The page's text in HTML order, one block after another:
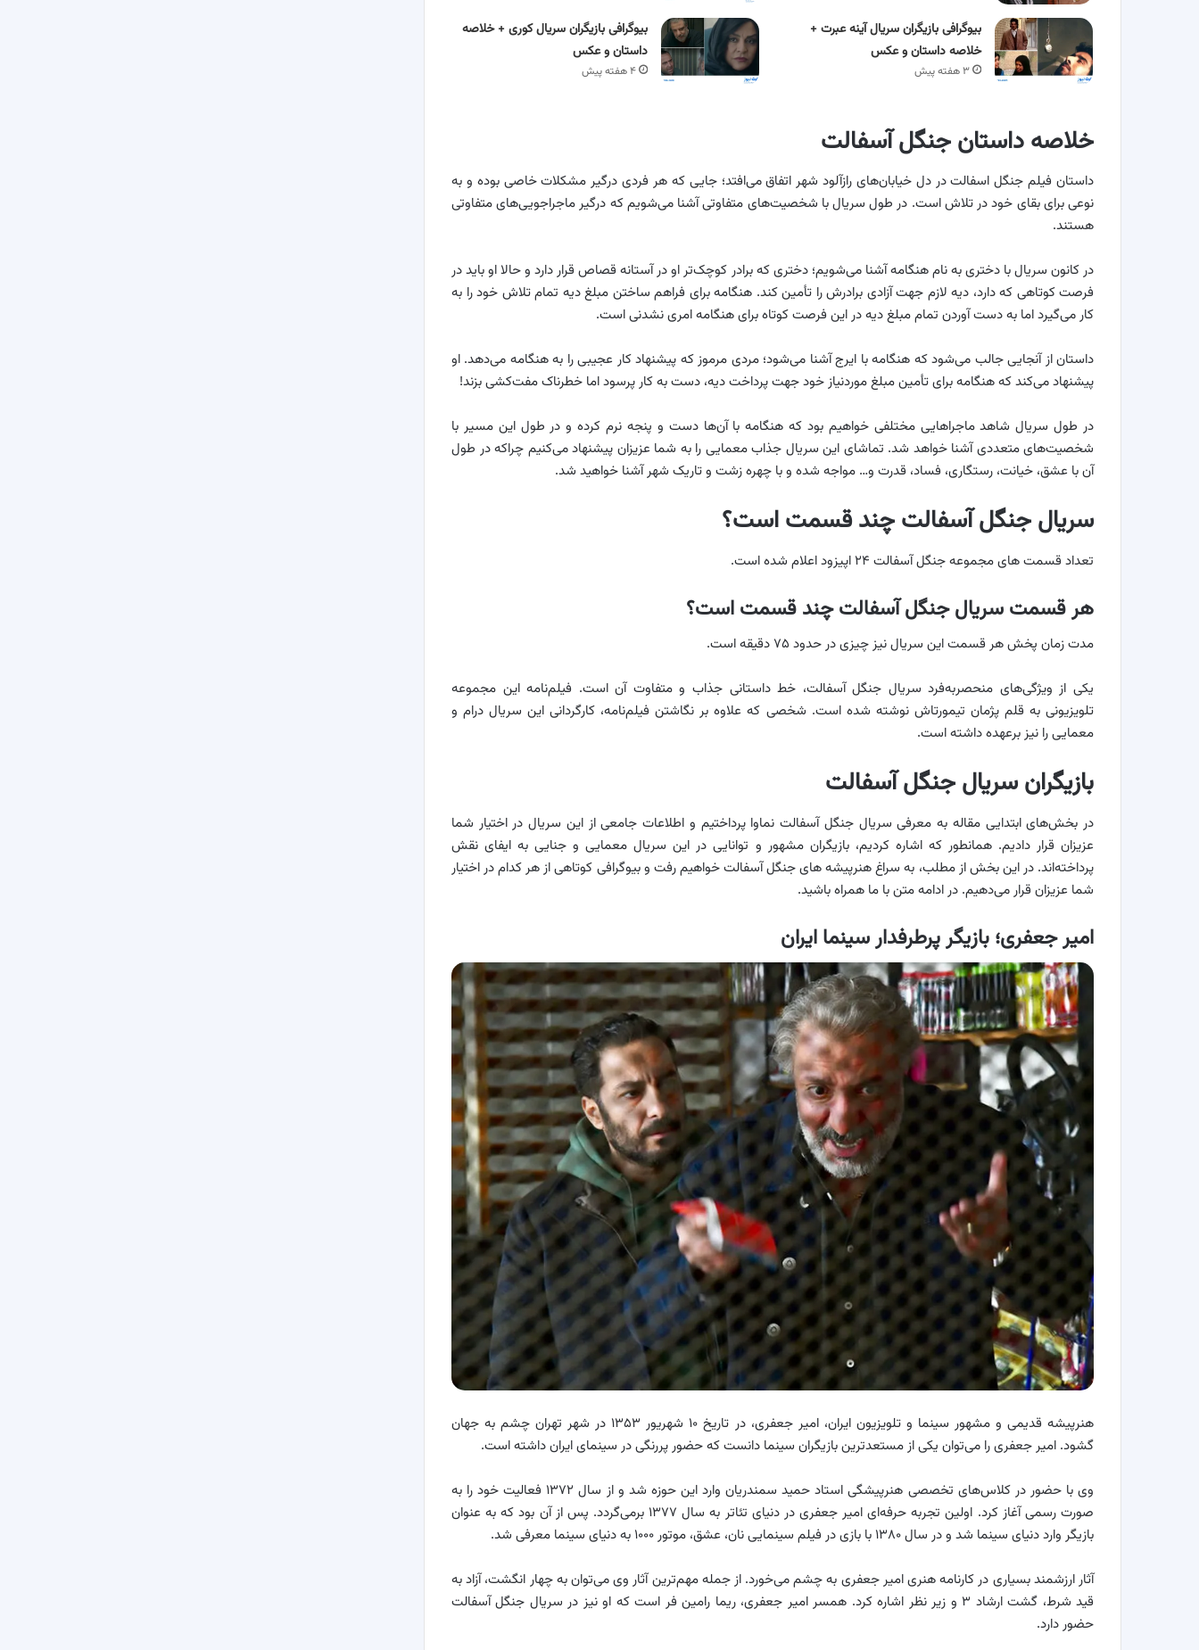
بیوگرافی بازیگران سریال آینه عبرت +
خلاصه داستان و عکس
۳ هفته پیش
بیوگرافی بازیگران سریال کوری + خلاصه
داستان و عکس
۴ هفته پیش
خلاصه داستان جنگل آسفالت
داستان فیلم جنگل اسفالت در دل خیابان‌های رازآلود شهر اتفاق می‌افتد؛ جایی که هر فردی درگیر مشکلات خاصی بوده و به
نوعی برای بقای خود در تلاش است. در طول سریال با شخصیت‌های متفاوتی آشنا می‌شویم که درگیر ماجراجویی‌های متفاوتی
هستند.
در کانون سریال با دختری به نام هنگامه آشنا می‌شویم؛ دختری که برادر کوچک‌تر او در آستانه قصاص قرار دارد و حالا او باید در
فرصت کوتاهی که دارد، دیه لازم جهت آزادی برادرش را تأمین کند. هنگامه برای فراهم ساختن مبلغ دیه تمام تلاش خود را به
کار می‌گیرد اما به دست آوردن تمام مبلغ دیه در این فرصت کوتاه برای هنگامه امری نشدنی است.
داستان از آنجایی جالب می‌شود که هنگامه با ایرج آشنا می‌شود؛ مردی مرموز که پیشنهاد کار عجیبی را به هنگامه می‌دهد. او
پیشنهاد می‌کند که هنگامه برای تأمین مبلغ موردنیاز خود جهت پرداخت دیه، دست به کار پرسود اما خطرناک مفت‌کشی بزند!
در طول سریال شاهد ماجراهایی مختلفی خواهیم بود که هنگامه با آن‌ها دست و پنجه نرم کرده و در طول این مسیر با
شخصیت‌های متعددی آشنا خواهد شد. تماشای این سریال جذاب معمایی را به شما عزیزان پیشنهاد می‌کنیم چراکه در طول
آن با عشق، خیانت، رستگاری، فساد، قدرت و… مواجه شده و با چهره زشت و تاریک شهر آشنا خواهید شد.
سریال جنگل آسفالت چند قسمت است؟
تعداد قسمت های مجموعه جنگل آسفالت ۲۴ اپیزود اعلام شده است.
هر قسمت سریال جنگل آسفالت چند قسمت است؟
مدت زمان پخش هر قسمت این سریال نیز چیزی در حدود ۷۵ دقیقه است.
یکی از ویژگی‌های منحصربه‌فرد سریال جنگل آسفالت، خط داستانی جذاب و متفاوت آن است. فیلم‌نامه این مجموعه
تلویزیونی به قلم پژمان تیمورتاش نوشته شده است. شخصی که علاوه بر نگاشتن فیلم‌نامه، کارگردانی این سریال درام و
معمایی را نیز برعهده داشته است.
بازیگران سریال جنگل آسفالت
در بخش‌های ابتدایی مقاله به معرفی سریال جنگل آسفالت نماوا پرداختیم و اطلاعات جامعی از این سریال در اختیار شما
عزیزان قرار دادیم. همانطور که اشاره کردیم، بازیگران مشهور و توانایی در این سریال معمایی و جنایی به ایفای نقش
پرداخته‌اند. در این بخش از مطلب، به سراغ هنرپیشه های جنگل آسفالت خواهیم رفت و بیوگرافی کوتاهی از هر کدام در اختیار
شما عزیزان قرار می‌دهیم. در ادامه متن با ما همراه باشید.
امیر جعفری؛ بازیگر پرطرفدار سینما ایران
هنرپیشه قدیمی و مشهور سینما و تلویزیون ایران، امیر جعفری، در تاریخ ۱۰ شهریور ۱۳۵۳ در شهر تهران چشم به جهان
گشود. امیر جعفری را می‌توان یکی از مستعدترین بازیگران سینما دانست که حضور پررنگی در سینمای ایران داشته است.
وی با حضور در کلاس‌های تخصصی هنرپیشگی استاد حمید سمندریان وارد این حوزه شد و از سال ۱۳۷۲ فعالیت خود را به
صورت رسمی آغاز کرد. اولین تجربه حرفه‌ای امیر جعفری در دنیای تئاتر به سال ۱۳۷۷ برمی‌گردد. پس از آن بود که به عنوان
بازیگر وارد دنیای سینما شد و در سال ۱۳۸۰ با بازی در فیلم سینمایی نان، عشق، موتور ۱۰۰۰ به دنیای سینما معرفی شد.
آثار ارزشمند بسیاری در کارنامه هنری امیر جعفری به چشم می‌خورد. از جمله مهم‌ترین آثار وی می‌توان به چهار انگشت، آزاد به
قید شرط، گشت ارشاد ۳ و زیر نظر اشاره کرد. همسر امیر جعفری، ریما رامین فر است که او نیز در سریال جنگل آسفالت
حضور دارد.